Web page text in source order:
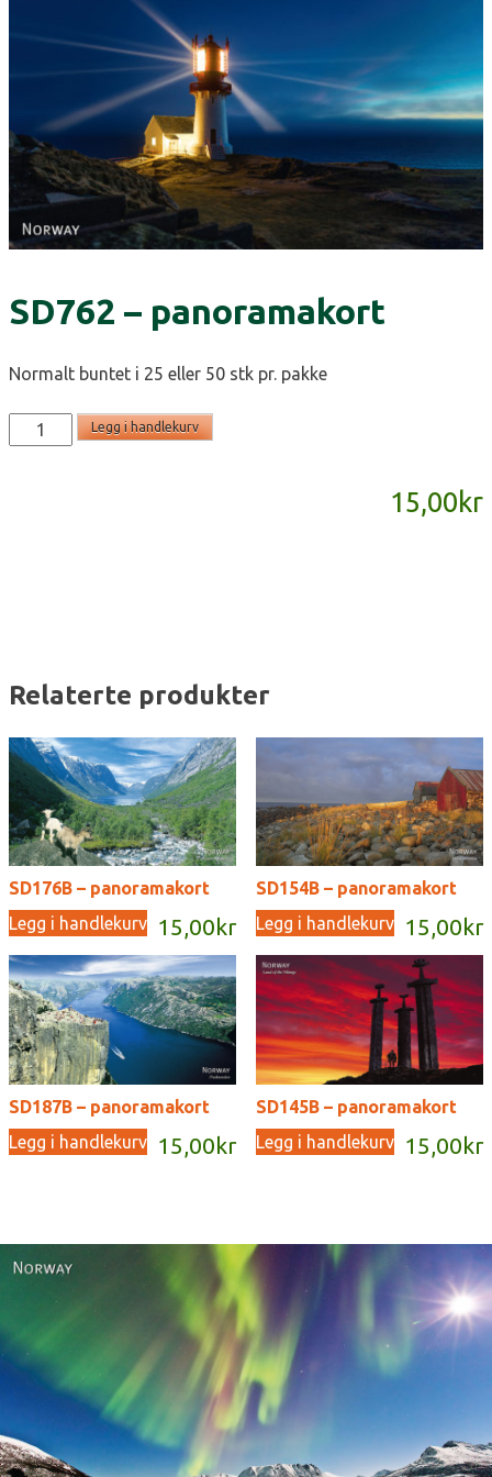
SD762 – panoramakort
Normalt buntet i 25 eller 50 stk pr. pakke
SD762
-
Legg i handlekurv
15,00kr
Relaterte produkter
SD176B – panoramakort
15,00 kr
Legg i handlekurv
SD154B – panoramakort
15,00 kr
Legg i handlekurv
SD187B – panoramakort
15,00 kr
Legg i handlekurv
SD145B – panoramakort
15,00 kr
Legg i handlekurv
Norway